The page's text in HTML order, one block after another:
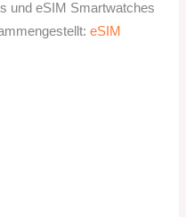
und eSIM Smartwatches
eSIM